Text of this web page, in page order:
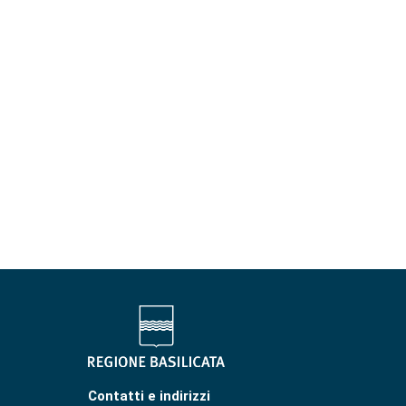
Contatti e indirizzi